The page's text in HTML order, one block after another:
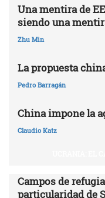
Una mentira de
siendo una
Zhu Min
La propuesta
Pedro Barragán
China impone la
Claudio Katz
Campos de
particularidad de